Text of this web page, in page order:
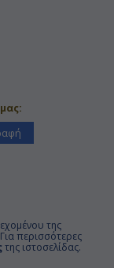
της
περισσότερες
της ιστοσελίδας.